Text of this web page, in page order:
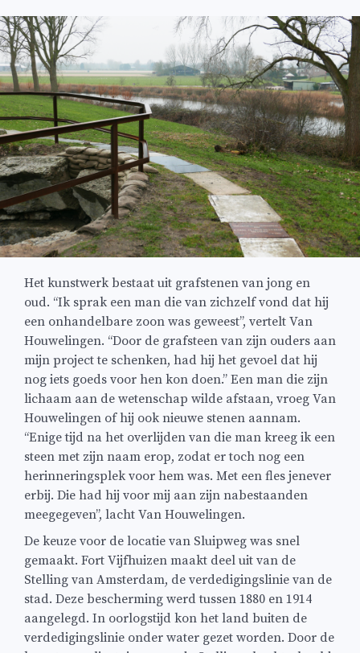
Het kunstwerk bestaat uit grafstenen van jong en
oud. ‘‘Ik sprak een man die van zichzelf vond dat hij
een onhandelbare zoon was geweest’’, vertelt Van
Houwelingen. ‘‘Door de grafsteen van zijn ouders aan
mijn project te schenken, had hij het gevoel dat hij
nog iets goeds voor hen kon doen.’’ Een man die zijn
lichaam aan de wetenschap wilde afstaan, vroeg Van
Houwelingen of hij ook nieuwe stenen aannam.
‘‘Enige tijd na het overlijden van die man kreeg ik een
steen met zijn naam erop, zodat er toch nog een
herinneringsplek voor hem was. Met een fles jenever
erbij. Die had hij voor mij aan zijn nabestaanden
meegegeven’’, lacht Van Houwelingen.
De keuze voor de locatie van Sluipweg was snel
gemaakt. Fort Vijfhuizen maakt deel uit van de
Stelling van Amsterdam, de verdedigingslinie van de
stad. Deze bescherming werd tussen 1880 en 1914
aangelegd. In oorlogstijd kon het land buiten de
verdedigingslinie onder water gezet worden. Door de